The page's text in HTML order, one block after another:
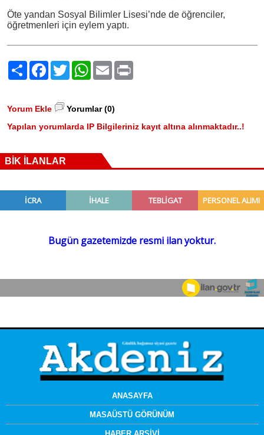
Öte yandan Sosyal Bilimler Lisesi’nde de öğrenciler,
öğretmenleri için eylem yaptı.
PaylaşFacebook
TwitterWhatsApp
EmailPrint
Yorum Ekle
Yorumlar (0)
Yapılan yorumlarda IP Bilgileriniz kayıt altına alınmaktadır..!
BİK İLANLAR
ANASAYFA
MASAÜSTÜ GÖRÜNÜM